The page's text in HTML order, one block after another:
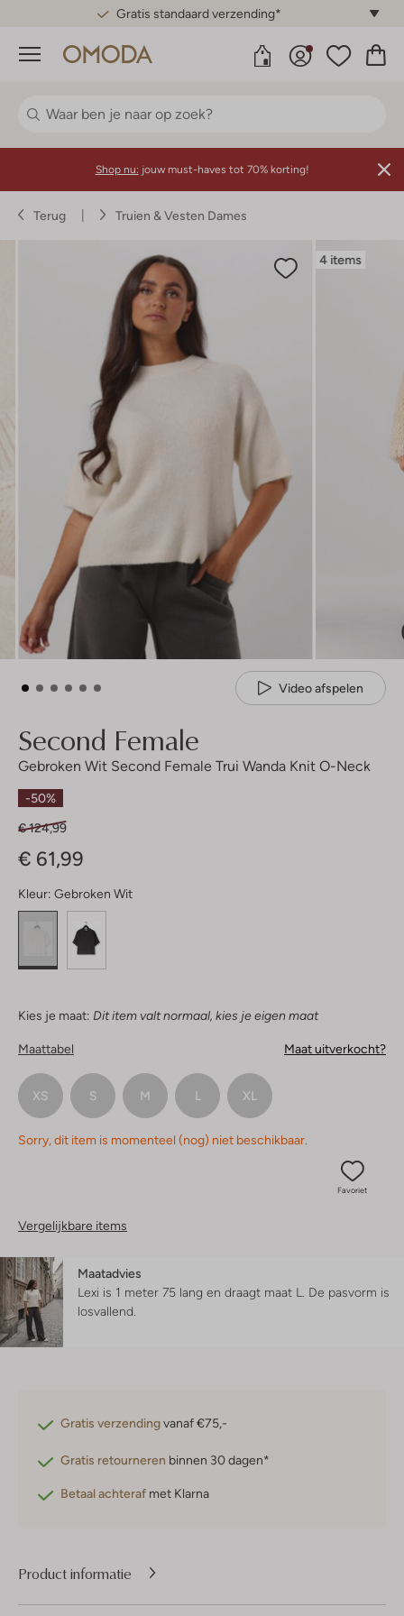
Gratis standaard verzending*
Menu
Shop nu: jouw must-haves tot 70% korting!
Terug Truien & Vesten Dames
4 items
Video afspelen
Second Female
Gebroken Wit Second Female Trui Wanda Knit O-Neck
-50%
€ 124,99
€ 61,99
Kleur: Gebroken Wit
Kies je maat: Dit item valt normaal, kies je eigen maat
Maattabel Maat uitverkocht?
XS S M L XL
Sorry, dit item is momenteel (nog) niet beschikbaar.
Favoriet
Vergelijkbare items
Maatadvies
Lexi is 1 meter 75 lang en draagt maat L. De pasvorm is
losvallend
Gratis verzendingvanaf €75,-
Gratis retourneren binnen 30 dagen*
Betaal achteraf met Klarna
Product informatie